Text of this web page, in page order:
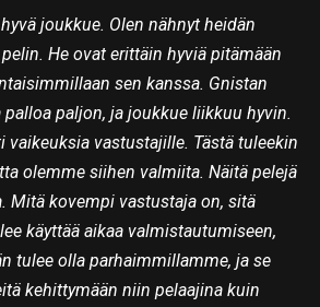
joukkue. Olen nähnyt heidän
He ovat erittäin hyviä pitämään
sen kanssa. Gnistan
paljon, ja joukkue liikkuu hyvin.
vaikeuksia vastustajille. Tästä tuleekin
olemme siihen valmiita. Näitä pelejä
Mitä kovempi vastustaja on, sitä
käyttää aikaa valmistautumiseen,
tulee olla parhaimmillamme, ja se
kehittymään niin pelaajina kuin